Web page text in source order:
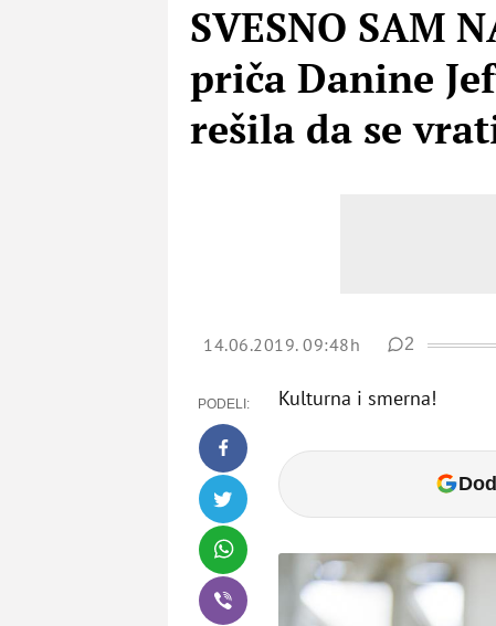
SVESNO SAM
priča Danine
rešila da se
14.06.2019. 09:48h 2
PODELI: Kulturna i smerna!